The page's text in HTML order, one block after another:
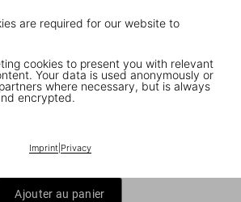
are required for our website to
cookies to present you with relevant
Your data is used anonymously or
where necessary, but is always
encrypted.
Imprint| Privacy
1/8
US$ 25
Ajouter au panier